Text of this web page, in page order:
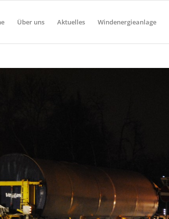
Über uns Aktuelles Windenergieanlage